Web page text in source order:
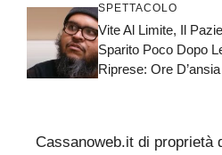
SPETTACOLO
Vite Al Limite, Il
Sparito Poco Dopo
Riprese: Ore
Cassanoweb.it di proprietà